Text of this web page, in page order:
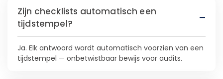
Zijn checklists automatisch een
tijdstempel?
Ja. Elk antwoord wordt automatisch voorzien van een
tijdstempel — onbetwistbaar bewijs voor audits.